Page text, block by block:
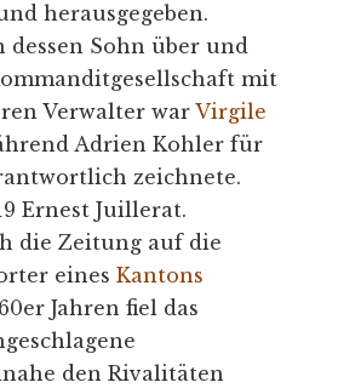
herausgegeben.
dessen Sohn über und
mit
Verwalter war Virgile
Adrien Kohler für
zeichnete.
Ernest Juillerat.
die Zeitung auf die
eines Kantons
Jahren fiel das
den Rivalitäten